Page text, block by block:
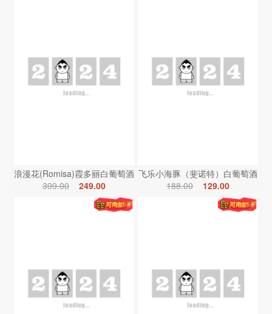
浪漫花(Romisa)霞多丽白葡萄酒
399.00
249.00
飞乐小海豚（斐诺特）白葡萄酒
188.00
129.00